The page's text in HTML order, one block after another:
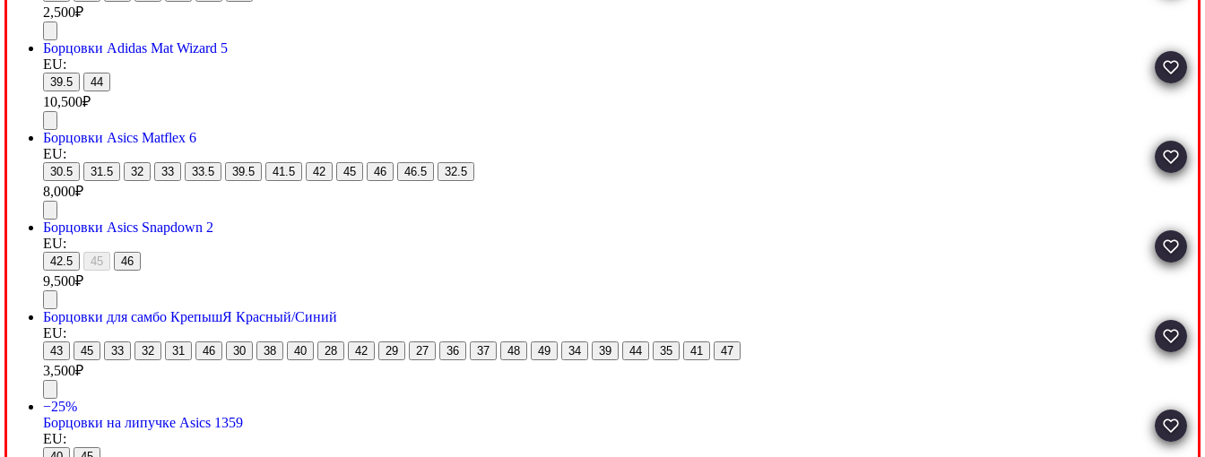
2,500₽
Борцовки Adidas Mat Wizard 5
EU:
39.5 44
10,500₽
Борцовки Asics Matflex 6
EU:
30.5 31.5 32 33 33.5 39.5 41.5 42 45 46 46.5 32.5
8,000₽
Борцовки Asics Snapdown 2
EU:
42.5 45 46
9,500₽
Борцовки для самбо КрепышЯ Красный/Синий
EU:
43 45 33 32 31 46 30 38 40 28 42 29 27 36 37 48 49 34 39 44 35 41 47
3,500₽
−25%
Борцовки на липучке Asics 1359
EU: